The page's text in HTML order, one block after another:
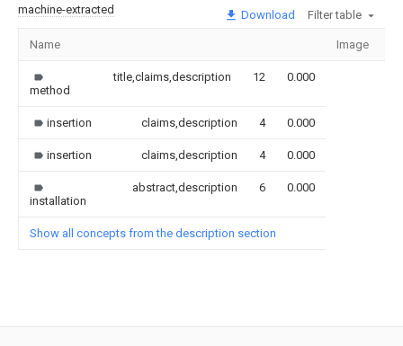
machine-extracted Download Filter table
Name Image
method
title,claims,description 12 0.000
insertion claims,description 4 0.000
insertion claims,description 4 0.000
installation
abstract,description 6 0.000
Show all concepts from the description section